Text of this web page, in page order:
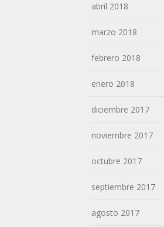
abril 2018
marzo 2018
febrero 2018
enero 2018
diciembre 2017
noviembre 2017
octubre 2017
septiembre 2017
agosto 2017